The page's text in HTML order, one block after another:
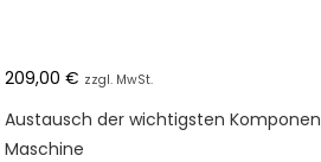
209,00€ zzgl. MwSt.
Austausch der wichtigsten
Maschine